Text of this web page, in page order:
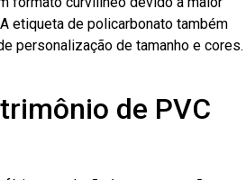
etiqueta de policarbonato também
personalização de tamanho e cores.
de PVC